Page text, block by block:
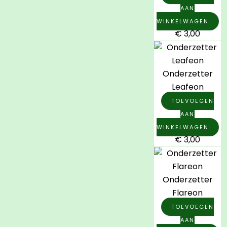
AAN
WINKELWAGEN
€3,00
Onderzetter
Leafeon
TOEVOEGEN
AAN
WINKELWAGEN
€3,00
Onderzetter
Flareon
TOEVOEGEN
AAN